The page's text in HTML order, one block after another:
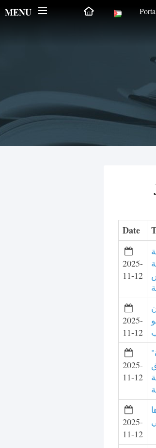
MENU
Date
2025-
11-12
2025-
11-12
2025-
11-12
"قانون جدارا" تطلق دورة
2025-
11-12